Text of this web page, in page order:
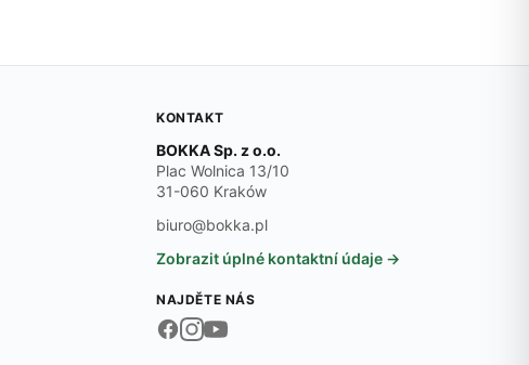
KONTAKT
BOKKA Sp. z o.o.
Plac Wolnica 13/10
31-060 Kraków
biuro@bokka.pl
Zobrazit úplné kontaktní údaje →
NAJDĚTE NÁS